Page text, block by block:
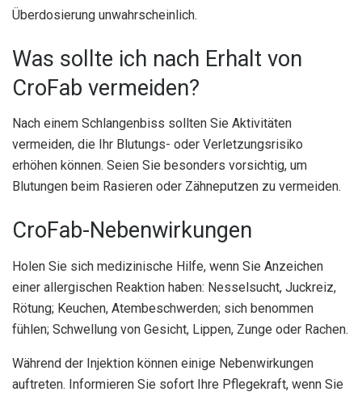
Überdosierung unwahrscheinlich.
Was sollte ich nach Erhalt von
CroFab vermeiden?
Nach einem Schlangenbiss sollten Sie Aktivitäten
vermeiden, die Ihr Blutungs- oder Verletzungsrisiko
erhöhen können. Seien Sie besonders vorsichtig, um
Blutungen beim Rasieren oder Zähneputzen zu vermeiden.
CroFab-Nebenwirkungen
Holen Sie sich medizinische Hilfe, wenn Sie Anzeichen
einer allergischen Reaktion haben: Nesselsucht, Juckreiz,
Rötung; Keuchen, Atembeschwerden; sich benommen
fühlen; Schwellung von Gesicht, Lippen, Zunge oder Rachen.
Während der Injektion können einige Nebenwirkungen
auftreten. Informieren Sie sofort Ihre Pflegekraft, wenn Sie